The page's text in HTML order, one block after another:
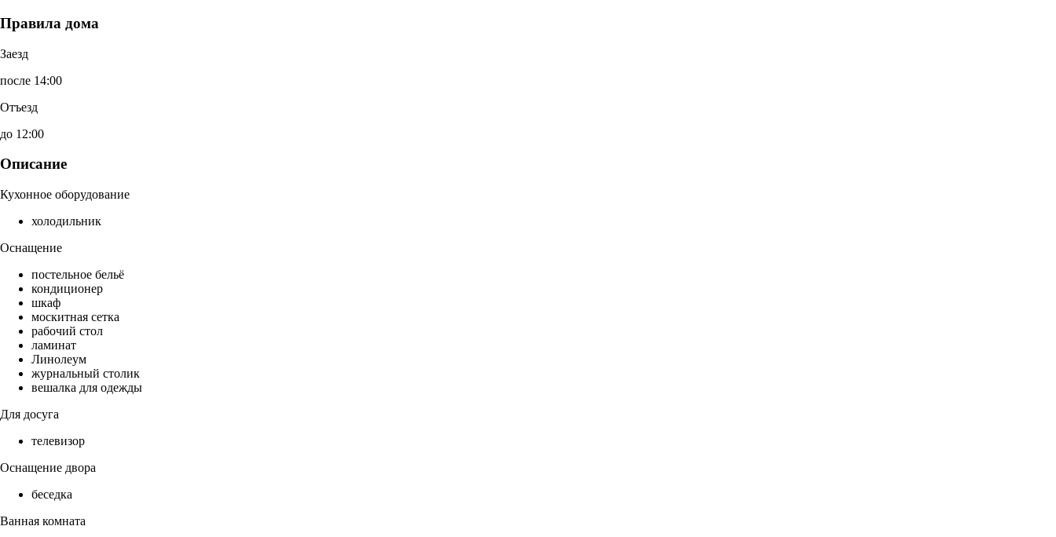
Правила дома
Заезд
после 14:00
Отъезд
до 12:00
Описание
Кухонное оборудование
холодильник
Оснащение
постельное бельё
кондиционер
шкаф
москитная сетка
рабочий стол
ламинат
Линолеум
журнальный столик
вешалка для одежды
Для досуга
телевизор
Оснащение двора
беседка
Ванная комната